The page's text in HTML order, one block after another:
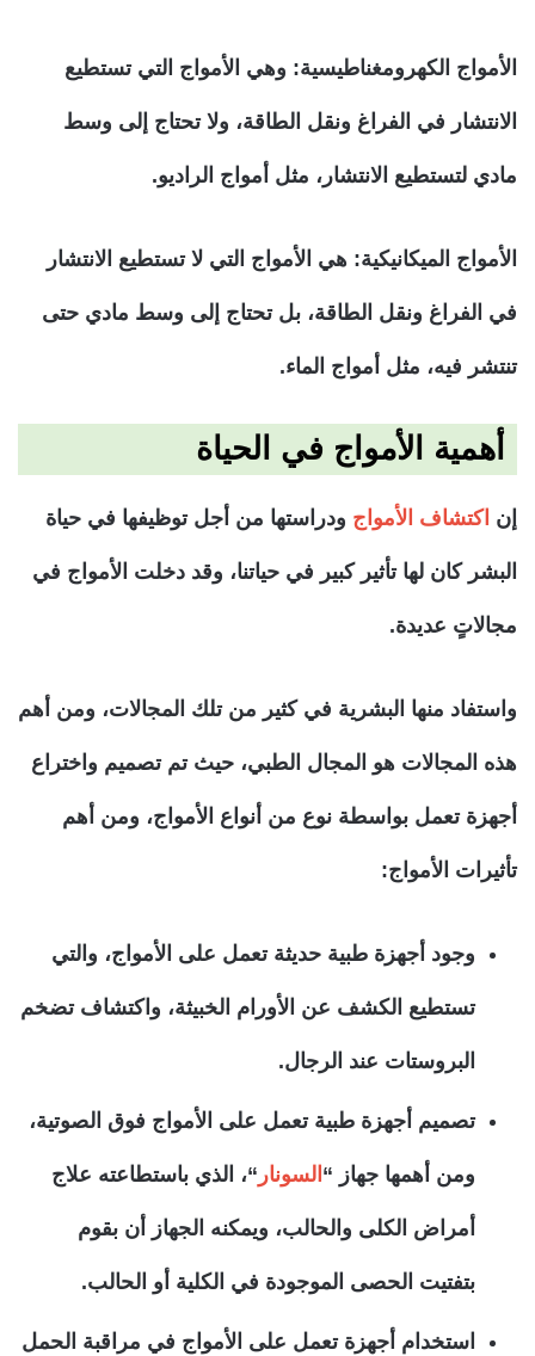
الأمواج الكهرومغناطيسية: وهي الأمواج التي تستطيع
الانتشار في الفراغ ونقل الطاقة، ولا تحتاج إلى وسط
مادي لتستطيع الانتشار، مثل أمواج الراديو.
الأمواج الميكانيكية: هي الأمواج التي لا تستطيع الانتشار
في الفراغ ونقل الطاقة، بل تحتاج إلى وسط مادي حتى
تنتشر فيه، مثل أمواج الماء.
أهمية الأمواج في الحياة
إن اكتشاف الأمواج ودراستها من أجل توظيفها في حياة
البشر كان لها تأثير كبير في حياتنا، وقد دخلت الأمواج في
مجالاتٍ عديدة.
واستفاد منها البشرية في كثير من تلك المجالات، ومن أهم
هذه المجالات هو المجال الطبي، حيث تم تصميم واختراع
أجهزة تعمل بواسطة نوع من أنواع الأمواج، ومن أهم
تأثيرات الأمواج:
وجود أجهزة طبية حديثة تعمل على الأمواج، والتي
تستطيع الكشف عن الأورام الخبيثة، واكتشاف تضخم
البروستات عند الرجال.
تصميم أجهزة طبية تعمل على الأمواج فوق الصوتية،
ومن أهمها جهاز “ السونار “، الذي باستطاعته علاج
أمراض الكلى والحالب، ويمكنه الجهاز أن بقوم
بتفتيت الحصى الموجودة في الكلية أو الحالب.
استخدام أجهزة تعمل على الأمواج في مراقبة الحمل